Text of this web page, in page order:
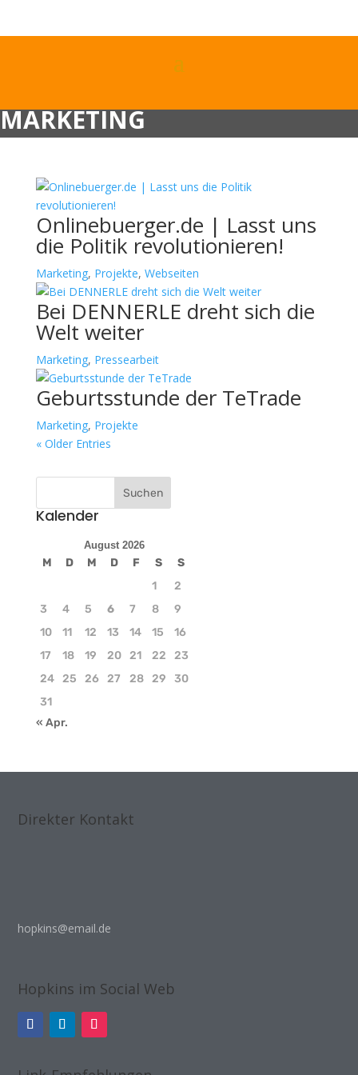
MARKETING
Onlinebuerger.de | Lasst uns
die Politik revolutionieren!
Marketing, Projekte, Webseiten
Bei DENNERLE dreht sich die
Welt weiter
Marketing, Pressearbeit
Geburtsstunde der TeTrade
Marketing, Projekte
« Older Entries
Kalender
August 2026
M D M D F S
S
1
2
3
4 5 6 7 8
9
10
11 12 13 14 15
16
17
18 19 20 21 22
23
24
25 26 27 28 29
30
31
« Apr.
Direkter Kontakt
hopkins@email.de
Hopkins im Social Web